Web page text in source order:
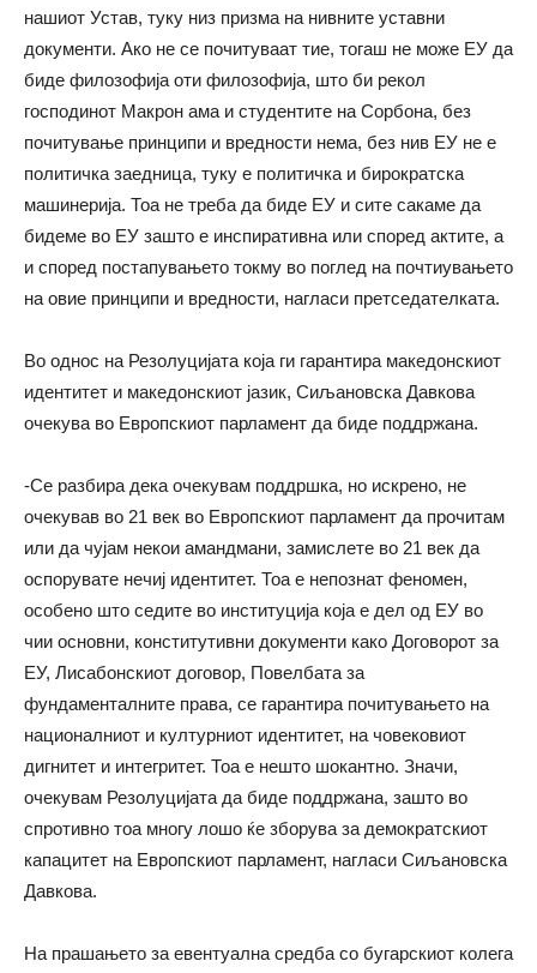
нашиот Устав, туку низ призма на нивните уставни
документи. Ако не се почитуваат тие, тогаш не може ЕУ да
биде филозофија оти филозофија, што би рекол
господинот Макрон ама и студентите на Сорбона, без
почитување принципи и вредности нема, без нив ЕУ не е
политичка заедница, туку е политичка и бирократска
машинерија. Тоа не треба да биде ЕУ и сите сакаме да
бидеме во ЕУ зашто е инспиративна или според актите, а
и според постапувањето токму во поглед на почтиувањето
на овие принципи и вредности, нагласи претседателката.
Во однос на Резолуцијата која ги гарантира македонскиот
идентитет и македонскиот јазик, Сиљановска Давкова
очекува во Европскиот парламент да биде поддржана.
-Се разбира дека очекувам поддршка, но искрено, не
очекував во 21 век во Европскиот парламент да прочитам
или да чујам некои амандмани, замислете во 21 век да
оспорувате нечиј идентитет. Тоа е непознат феномен,
особено што седите во институција која е дел од ЕУ во
чии основни, конститутивни документи како Договорот за
ЕУ, Лисабонскиот договор, Повелбата за
фундаменталните права, се гарантира почитувањето на
националниот и културниот идентитет, на човековиот
дигнитет и интегритет. Тоа е нешто шокантно. Значи,
очекувам Резолуцијата да биде поддржана, зашто во
спротивно тоа многу лошо ќе зборува за демократскиот
капацитет на Европскиот парламент, нагласи Сиљановска
Давкова.
На прашањето за евентуална средба со бугарскиот колега